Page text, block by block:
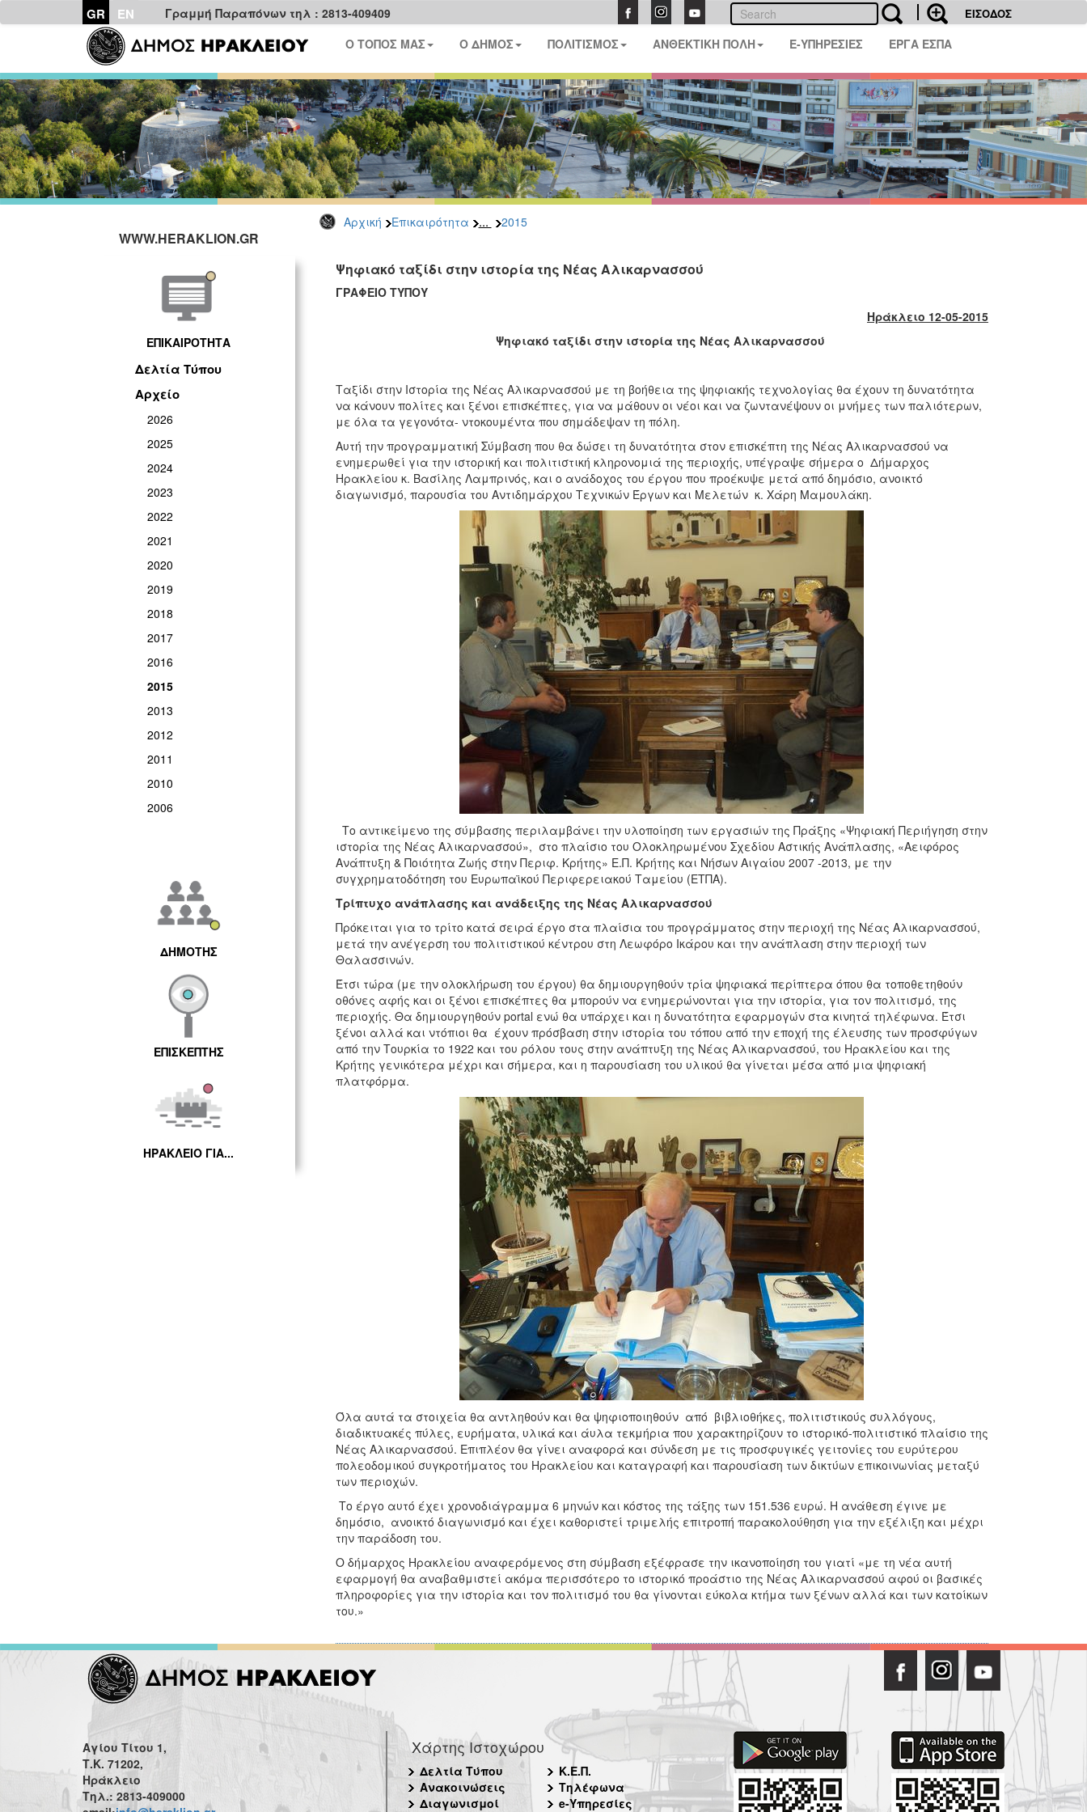
GR EN Γραμμή Παραπόνων τηλ : 2813-409409 ΕΙΣΟΔΟΣ
Ο ΤΟΠΟΣ ΜΑΣ Ο ΔΗΜΟΣ ΠΟΛΙΤΙΣΜΟΣ ΑΝΘΕΚΤΙΚΗ ΠΟΛΗ E-ΥΠΗΡΕΣΙΕΣ ΕΡΓΑ ΕΣΠΑ
Αρχική Επικαιρότητα ... 2015
WWW.HERAKLION.GR
ΕΠΙΚΑΙΡΟΤΗΤΑ
Δελτία Τύπου
Αρχείο
2026
2025
2024
2023
2022
2021
2020
2019
2018
2017
2016
2015
2013
2012
2011
2010
2006
ΔΗΜΟΤΗΣ
ΕΠΙΣΚΕΠΤΗΣ
ΗΡΑΚΛΕΙΟ ΓΙΑ...
Ψηφιακό ταξίδι στην ιστορία της Νέας Αλικαρνασσού
ΓΡΑΦΕΙΟ ΤΥΠΟΥ
Ηράκλειο 12-05-2015
Ψηφιακό ταξίδι στην ιστορία της Νέας Αλικαρνασσού
Ταξίδι στην Ιστορία της Νέας Αλικαρνασσού με τη βοήθεια της ψηφιακής τεχνολογίας θα έχουν τη δυνατότητα
να κάνουν πολίτες και ξένοι επισκέπτες, για να μάθουν οι νέοι και να ζωντανέψουν οι μνήμες των παλιότερων,
με όλα τα γεγονότα- ντοκουμέντα που σημάδεψαν τη πόλη.
Αυτή την προγραμματική Σύμβαση που θα δώσει τη δυνατότητα στον επισκέπτη της Νέας Αλικαρνασσού να
ενημερωθεί για την ιστορική και πολιτιστική κληρονομιά της περιοχής, υπέγραψε σήμερα ο Δήμαρχος
Ηρακλείου κ. Βασίλης Λαμπρινός, και ο ανάδοχος του έργου που προέκυψε μετά από δημόσιο, ανοικτό
διαγωνισμό, παρουσία του Αντιδημάρχου Τεχνικών Έργων και Μελετών κ. Χάρη Μαμουλάκη.
Το αντικείμενο της σύμβασης περιλαμβάνει την υλοποίηση των εργασιών της Πράξης «Ψηφιακή Περιήγηση στην
ιστορία της Νέας Αλικαρνασσού», στο πλαίσιο του Ολοκληρωμένου Σχεδίου Αστικής Ανάπλασης, «Αειφόρος
Ανάπτυξη & Ποιότητα Ζωής στην Περιφ. Κρήτης» Ε.Π. Κρήτης και Νήσων Αιγαίου 2007 -2013, με την
συγχρηματοδότηση του Ευρωπαϊκού Περιφερειακού Ταμείου (ΕΤΠΑ).
Τρίπτυχο ανάπλασης και ανάδειξης της Νέας Αλικαρνασσού
Πρόκειται για το τρίτο κατά σειρά έργο στα πλαίσια του προγράμματος στην περιοχή της Νέας Αλικαρνασσού,
μετά την ανέγερση του πολιτιστικού κέντρου στη Λεωφόρο Ικάρου και την ανάπλαση στην περιοχή των
Θαλασσινών.
Έτσι τώρα (με την ολοκλήρωση του έργου) θα δημιουργηθούν τρία ψηφιακά περίπτερα όπου θα τοποθετηθούν
οθόνες αφής και οι ξένοι επισκέπτες θα μπορούν να ενημερώνονται για την ιστορία, για τον πολιτισμό, της
περιοχής. Θα δημιουργηθούν portal ενώ θα υπάρχει και η δυνατότητα εφαρμογών στα κινητά τηλέφωνα. Έτσι
ξένοι αλλά και ντόπιοι θα έχουν πρόσβαση στην ιστορία του τόπου από την εποχή της έλευσης των προσφύγων
από την Τουρκία το 1922 και του ρόλου τους στην ανάπτυξη της Νέας Αλικαρνασσού, του Ηρακλείου και της
Κρήτης γενικότερα μέχρι και σήμερα, και η παρουσίαση του υλικού θα γίνεται μέσα από μια ψηφιακή
πλατφόρμα.
Όλα αυτά τα στοιχεία θα αντληθούν και θα ψηφιοποιηθούν από βιβλιοθήκες, πολιτιστικούς συλλόγους,
διαδικτυακές πύλες, ευρήματα, υλικά και άυλα τεκμήρια που χαρακτηρίζουν το ιστορικό-πολιτιστικό πλαίσιο της
Νέας Αλικαρνασσού. Επιπλέον θα γίνει αναφορά και σύνδεση με τις προσφυγικές γειτονίες του ευρύτερου
πολεοδομικού συγκροτήματος του Ηρακλείου και καταγραφή και παρουσίαση των δικτύων επικοινωνίας μεταξύ
των περιοχών.
Το έργο αυτό έχει χρονοδιάγραμμα 6 μηνών και κόστος της τάξης των 151.536 ευρώ. Η ανάθεση έγινε με
δημόσιο, ανοικτό διαγωνισμό και έχει καθοριστεί τριμελής επιτροπή παρακολούθηση για την εξέλιξη και μέχρι
την παράδοση του.
Ο δήμαρχος Ηρακλείου αναφερόμενος στη σύμβαση εξέφρασε την ικανοποίηση του γιατί «με τη νέα αυτή
εφαρμογή θα αναβαθμιστεί ακόμα περισσότερο το ιστορικό προάστιο της Νέας Αλικαρνασσού αφού οι βασικές
πληροφορίες για την ιστορία και τον πολιτισμό του θα γίνονται εύκολα κτήμα των ξένων αλλά και των κατοίκων
του.»
Αγίου Τίτου 1,
Τ.Κ. 71202,
Ηράκλειο
Τηλ.: 2813-409000
Χάρτης Ιστοχώρου
Δελτία Τύπου
Ανακοινώσεις
Διαγωνισμοί
Κ.Ε.Π.
Τηλέφωνα
e-Υπηρεσίες